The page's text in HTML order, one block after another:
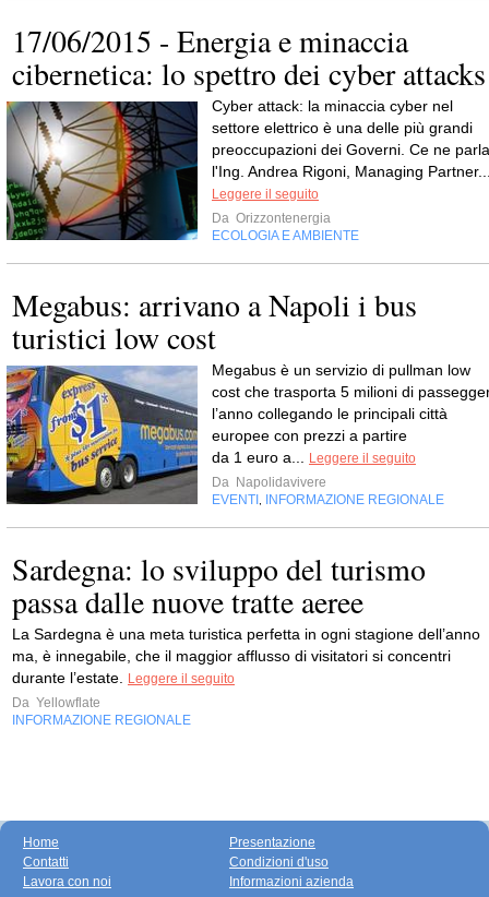
17/06/2015 - Energia e minaccia
cibernetica: lo spettro dei cyber attacks
Cyber attack: la minaccia cyber nel
settore elettrico è una delle più grandi
preoccupazioni dei Governi. Ce ne parla
l'Ing. Andrea Rigoni, Managing
Leggere il seguito
Da Orizzontenergia
ECOLOGIA E AMBIENTE
Megabus: arrivano a Napoli i bus
turistici low cost
Megabus è un servizio di pullman low
cost che trasporta 5 milioni di
l’anno collegando le principali città
europee con prezzi a partire
da 1 euro a...
Leggere il seguito
Da Napolidavivere
EVENTI
INFORMAZIONE REGIONALE
Sardegna: lo sviluppo del turismo
passa dalle nuove tratte aeree
La Sardegna è una meta turistica perfetta in ogni stagione dell’anno
ma, è innegabile, che il maggior afflusso di visitatori si concentri
durante l’estate.
Leggere il seguito
Da Yellowflate
INFORMAZIONE REGIONALE
Home
Contatti
Lavora con noi
Presentazione
Condizioni d'uso
Informazioni azienda